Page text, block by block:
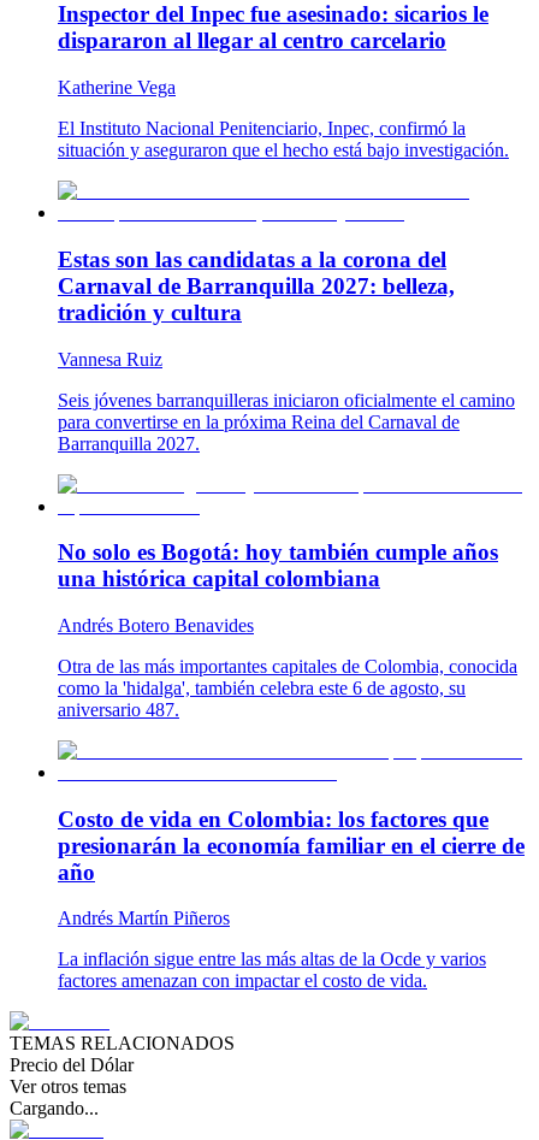
Inspector del Inpec fue asesinado: sicarios le
dispararon al llegar al centro carcelario
Katherine Vega
El Instituto Nacional Penitenciario, Inpec, confirmó la
situación y aseguraron que el hecho está bajo investigación.
Estas son las candidatas a la corona del
Carnaval de Barranquilla 2027: belleza,
tradición y cultura
Vannesa Ruiz
Seis jóvenes barranquilleras iniciaron oficialmente el camino
para convertirse en la próxima Reina del Carnaval de
Barranquilla 2027.
No solo es Bogotá: hoy también cumple años
una histórica capital colombiana
Andrés Botero Benavides
Otra de las más importantes capitales de Colombia, conocida
como la 'hidalga', también celebra este 6 de agosto, su
aniversario 487.
Costo de vida en Colombia: los factores que
presionarán la economía familiar en el cierre de
año
Andrés Martín Piñeros
La inflación sigue entre las más altas de la Ocde y varios
factores amenazan con impactar el costo de vida.
TEMAS RELACIONADOS
Precio del Dólar
Ver otros temas
Cargando...